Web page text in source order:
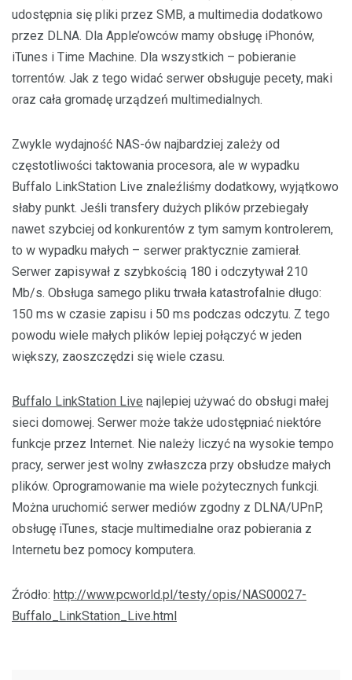
udostępnia się pliki przez SMB, a multimedia dodatkowo
przez DLNA. Dla Apple’owców mamy obsługę iPhonów,
iTunes i Time Machine. Dla wszystkich – pobieranie
torrentów. Jak z tego widać serwer obsługuje pecety, maki
oraz cała gromadę urządzeń multimedialnych.
Zwykle wydajność NAS-ów najbardziej zależy od
częstotliwości taktowania procesora, ale w wypadku
Buffalo LinkStation Live znaleźliśmy dodatkowy, wyjątkowo
słaby punkt. Jeśli transfery dużych plików przebiegały
nawet szybciej od konkurentów z tym samym kontrolerem,
to w wypadku małych – serwer praktycznie zamierał.
Serwer zapisywał z szybkością 180 i odczytywał 210
Mb/s. Obsługa samego pliku trwała katastrofalnie długo:
150 ms w czasie zapisu i 50 ms podczas odczytu. Z tego
powodu wiele małych plików lepiej połączyć w jeden
większy, zaoszczędzi się wiele czasu.
Buffalo LinkStation Live najlepiej używać do obsługi małej
sieci domowej. Serwer może także udostępniać niektóre
funkcje przez Internet. Nie należy liczyć na wysokie tempo
pracy, serwer jest wolny zwłaszcza przy obsłudze małych
plików. Oprogramowanie ma wiele pożytecznych funkcji.
Można uruchomić serwer mediów zgodny z DLNA/UPnP,
obsługę iTunes, stacje multimedialne oraz pobierania z
Internetu bez pomocy komputera.
Źródło: http://www.pcworld.pl/testy/opis/NAS00027-
Buffalo_LinkStation_Live.html